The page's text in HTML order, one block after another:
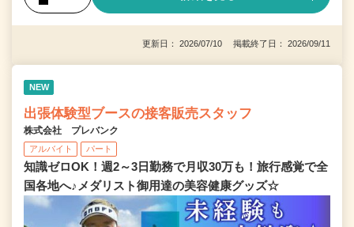
更新日： 2026/07/10 掲載終了日： 2026/09/11
NEW
出張体験型ブースの接客販売スタッフ
株式会社 プレバンク
アルバイト パート
知識ゼロOK！週2～3日勤務で月収30万も！旅行感覚で全
国各地へ♪メダリスト御用達の美容健康グッズ☆